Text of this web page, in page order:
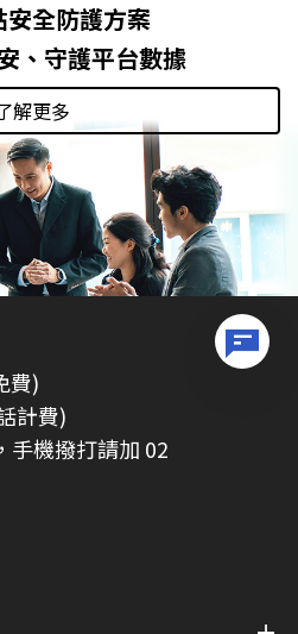
安全防護方案
、守護平台數據
解更多
費)
計費)
手機撥打請加 02